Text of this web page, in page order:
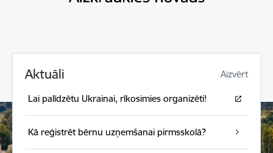
Aktuāli Aizvērt
Lai palīdzētu Ukrainai, rīkosimies organizēti!
Kā reģistrēt bērnu uzņemšanai pirmsskolā?